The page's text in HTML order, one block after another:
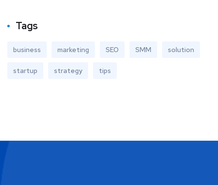
Tags
business marketing SEO SMM solution
startup strategy tips